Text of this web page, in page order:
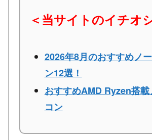
＜当サイトのイチオ
2026年8月のおすすめノ
ン12選！
おすすめAMD Ryzen搭
コン